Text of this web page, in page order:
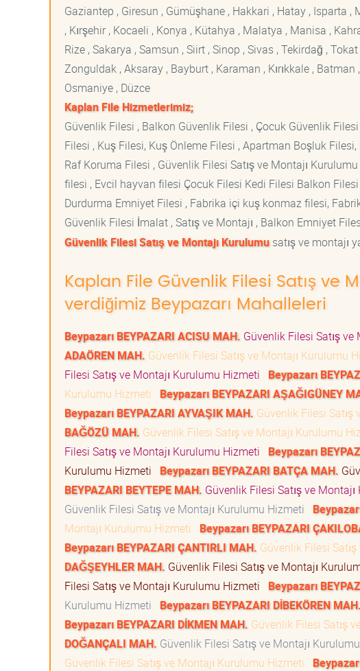
Gaziantep , Giresun , Gümüşhane , Hakkari , Hatay , Isparta
, Kırşehir , Kocaeli , Konya , Kütahya , Malatya , Manisa ,
Rize , Sakarya , Samsun , Siirt , Sinop , Sivas , Tekirdağ ,
Zonguldak , Aksaray , Bayburt , Karaman , Kırıkkale , Batman
Osmaniye , Düzce
Kaplan File Hizmetlerimiz;
Güvenlik Filesi , Balkon Güvenlik Filesi , Çocuk Güvenlik
Filesi , Kuş Filesi, Kuş Önleme Filesi , Apartman Boşluk
Raf Koruma Filesi , Güvenlik Filesi Satış ve Montajı
filesi , Evcil hayvan filesi Çocuk Filesi Kedi Filesi Balkon Filesi
Durdurma Emniyet Filesi , Fabrika içi kuş konmaz filesi,
Güvenlik Filesi İmalat , Satış ve Montajı , Balkon Emniyet
Güvenlik Filesi Satış ve Montajı Kurulumusatış ve montajı
Kaplan File Güvenlik Filesi Satış ve
verdiğimiz Beypazarı Mahalleleri
Beypazarı BEYPAZARI ACISU MAH. Güvenlik Filesi Satış
ADAÖREN MAH. Güvenlik Filesi Satış ve Montajı Kurulumu
Filesi Satış ve Montajı Kurulumu Hizmeti
Beypazarı
Kurulumu Hizmeti
Beypazarı BEYPAZARI AŞAĞIGÜNEY
Beypazarı BEYPAZARI AYVAŞIK MAH. Güvenlik Filesi
BAĞÖZÜ MAH. Güvenlik Filesi Satış ve Montajı Kurulumu
Filesi Satış ve Montajı Kurulumu Hizmeti
Beypazarı
Kurulumu Hizmeti
Beypazarı BEYPAZARI BATÇA MAH.
BEYPAZARI BEYTEPE MAH. Güvenlik Filesi Satış ve
Güvenlik Filesi Satış ve Montajı Kurulumu Hizmeti
Montajı Kurulumu Hizmeti
Beypazarı BEYPAZARI
Beypazarı BEYPAZARI ÇANTIRLI MAH. Güvenlik Filesi
DAĞŞEYHLER MAH. Güvenlik Filesi Satış ve Montajı
Filesi Satış ve Montajı Kurulumu Hizmeti
Beypazarı
Kurulumu Hizmeti
Beypazarı BEYPAZARI DİBEKÖREN MAH.
Beypazarı BEYPAZARI DİKMEN MAH. Güvenlik Filesi Satış
DOĞANÇALI MAH. Güvenlik Filesi Satış ve Montajı
Güvenlik Filesi Satış ve Montajı Kurulumu Hizmeti